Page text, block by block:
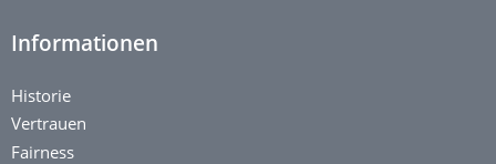
Informationen
Historie
Vertrauen
Fairness